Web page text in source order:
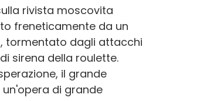
rivista moscovita
freneticamente da un
tormentato dagli attacchi
sirena della roulette.
il grande
di grande